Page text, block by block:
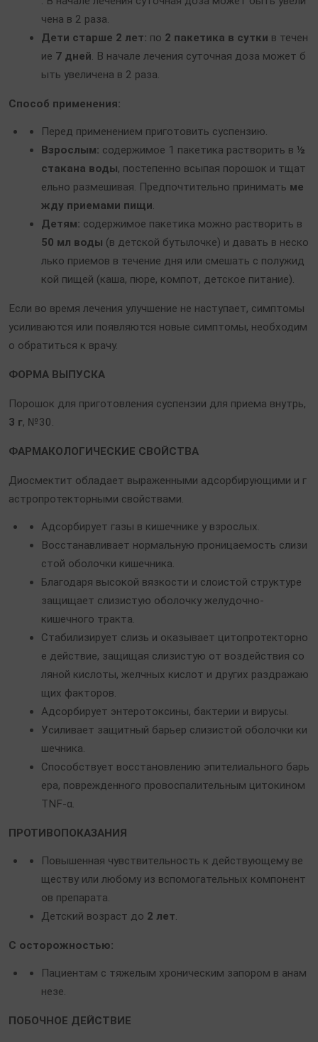
чена в 2 раза.
Дети старше 2 лет: по 2 пакетика в сутки в течен
ие 7 дней. В начале лечения суточная доза может б
ыть увеличена в 2 раза.
Способ применения:
Перед применением приготовить суспензию.
Взрослым: содержимое 1 пакетика растворить в ½
стакана воды, постепенно всыпая порошок и тщат
ельно размешивая. Предпочтительно принимать ме
жду приемами пищи.
Детям: содержимое пакетика можно растворить в
50 мл воды (в детской бутылочке) и давать в неско
лько приемов в течение дня или смешать с полужид
кой пищей (каша, пюре, компот, детское питание).
Если во время лечения улучшение не наступает, симптомы
усиливаются или появляются новые симптомы, необходим
о обратиться к врачу.
ФОРМА ВЫПУСКА
Порошок для приготовления суспензии для приема внутрь,
3 г, №30.
ФАРМАКОЛОГИЧЕСКИЕ СВОЙСТВА
Диосмектит обладает выраженными адсорбирующими и г
астропротекторными свойствами.
Адсорбирует газы в кишечнике у взрослых.
Восстанавливает нормальную проницаемость слизи
стой оболочки кишечника.
Благодаря высокой вязкости и слоистой структуре
защищает слизистую оболочку желудочно-
кишечного тракта.
Стабилизирует слизь и оказывает цитопротекторно
е действие, защищая слизистую от воздействия со
ляной кислоты, желчных кислот и других раздражаю
щих факторов.
Адсорбирует энтеротоксины, бактерии и вирусы.
Усиливает защитный барьер слизистой оболочки ки
шечника.
Способствует восстановлению эпителиального барь
ера, поврежденного провоспалительным цитокином
TNF-α.
ПРОТИВОПОКАЗАНИЯ
Повышенная чувствительность к действующему ве
ществу или любому из вспомогательных компонент
ов препарата.
Детский возраст до 2 лет.
С осторожностью:
Пациентам с тяжелым хроническим запором в анам
незе.
ПОБОЧНОЕ ДЕЙСТВИЕ